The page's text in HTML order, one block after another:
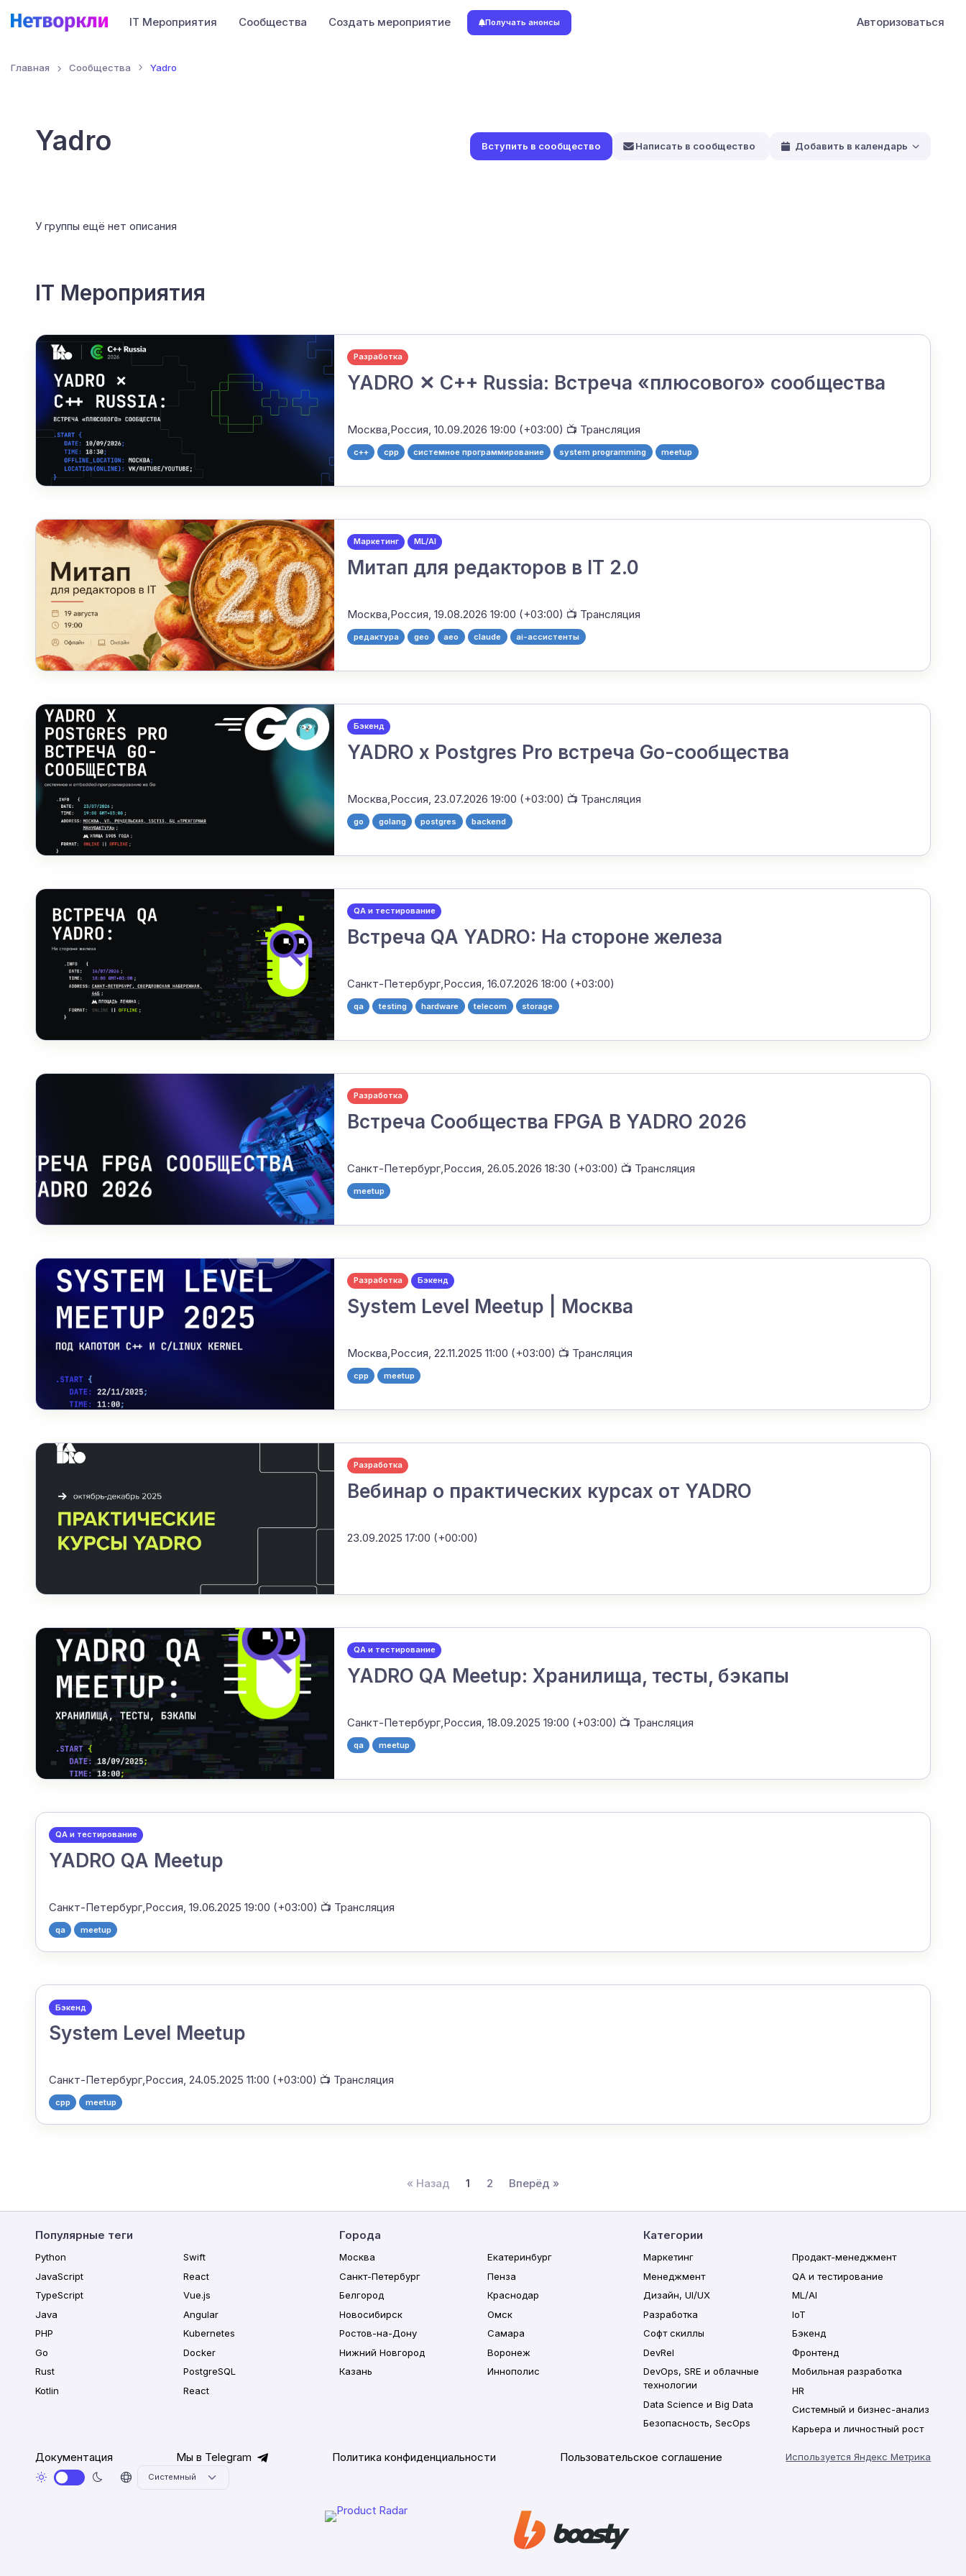
IT Мероприятия Сообщества Создать мероприятие Получать анонсы Авторизоваться
Главная Сообщества Yadro
Yadro Написать в сообщество Добавить в календарь
У группы ещё нет описания
IT Мероприятия
Разработка
YADRO ✕ C++ Russia: Встреча «плюсового» сообщества
Москва,Россия,10.09.2026 19:00 (+03:00) 📺 Трансляция
c++ cpp системное программирование system programming meetup
Маркетинг ML/AI
Митап для редакторов в IT 2.0
Москва,Россия,19.08.2026 19:00 (+03:00) 📺 Трансляция
редактура geo aeo claude ai-ассистенты
Бэкенд
YADRO х Postgres Pro встреча Go-сообщества
Москва,Россия,23.07.2026 19:00 (+03:00) 📺 Трансляция
go golang postgres backend
QA и тестирование
Встреча QA YADRO: На стороне железа
Санкт-Петербург,Россия,16.07.2026 18:00 (+03:00)
qa testing hardware telecom storage
Разработка
Встреча Сообщества FPGA В YADRO 2026
Санкт-Петербург,Россия,26.05.2026 18:30 (+03:00) 📺 Трансляция
meetup
Разработка Бэкенд
System Level Meetup | Москва
Москва,Россия,22.11.2025 11:00 (+03:00) 📺 Трансляция
cpp meetup
Разработка
Вебинар о практических курсах от YADRO
23.09.2025 17:00 (+00:00)
QA и тестирование
YADRO QA Meetup: Хранилища, тесты, бэкапы
Санкт-Петербург,Россия,18.09.2025 19:00 (+03:00) 📺 Трансляция
qa meetup
QA и тестирование
YADRO QA Meetup
Санкт-Петербург,Россия,19.06.2025 19:00 (+03:00) 📺 Трансляция
qa meetup
Бэкенд
System Level Meetup
Санкт-Петербург,Россия,24.05.2025 11:00 (+03:00) 📺 Трансляция
cpp meetup
« Назад 1 2 Вперёд »
Популярные теги
Python
JavaScript
TypeScript
Java
PHP
Go
Rust
Kotlin
Swift
React
Vue.js
Angular
Kubernetes
Docker
PostgreSQL
React
Города
Москва
Санкт-Петербург
Белгород
Новосибирск
Ростов-на-Дону
Нижний Новгород
Казань
Екатеринбург
Пенза
Краснодар
Омск
Самара
Воронеж
Иннополис
Категории
Маркетинг
Менеджмент
Дизайн, UI/UX
Разработка
Софт скиллы
DevRel
DevOps, SRE и облачные
технологии
Data Science и Big Data
Безопасность, SecOps
Продакт-менеджмент
QA и тестирование
ML/AI
IoT
Бэкенд
Фронтенд
Мобильная разработка
HR
Системный и бизнес-анализ
Карьера и личностный рост
Документация Мы в Telegram Политика конфиденциальности Пользовательское соглашение Используется Яндекс Метрика